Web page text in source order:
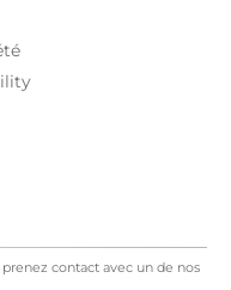
contact avec un de nos